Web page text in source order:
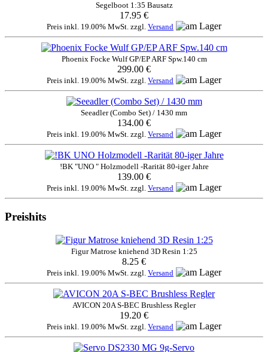
Segelboot 1:35 Bausatz
17.95 €
Preis inkl. 19.00% MwSt. zzgl. Versand
Phoenix Focke Wulf GP/EP ARF Spw.140 cm
299.00 €
Preis inkl. 19.00% MwSt. zzgl. Versand
Seeadler (Combo Set) / 1430 mm
134.00 €
Preis inkl. 19.00% MwSt. zzgl. Versand
!BK "UNO " Holzmodell -Rarität 80-iger Jahre
139.00 €
Preis inkl. 19.00% MwSt. zzgl. Versand
Preishits
Figur Matrose kniehend 3D Resin 1:25
8.25 €
Preis inkl. 19.00% MwSt. zzgl. Versand
AVICON 20A S-BEC Brushless Regler
19.20 €
Preis inkl. 19.00% MwSt. zzgl. Versand